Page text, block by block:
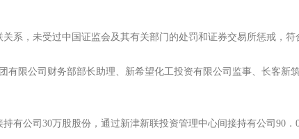
，未受过中国证监会及其有关部门的处罚和证券交易所惩戒，符
有限公司财务部部长助理、新希望化工投资有限公司监事、长客新
公司30万股股份，通过新津新联投资管理中心间接持有公司90．